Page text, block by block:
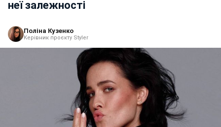
неї залежності
Поліна Кузенко
Керівник проєкту Styler